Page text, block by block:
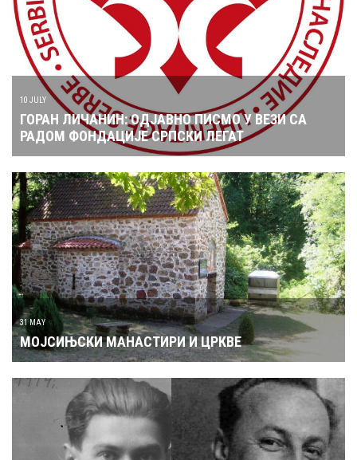
10 JULY
ГОРАН ЛИЧАНИН: ОДЈАВНО ПИСМО У ВЕЗИ СА
РАДОМ ФОНДАЦИЈЕ СРПСКИ ЛЕГАТ
31 MAY
МОЈСИЊСКИ МАНАСТИРИ И ЦРКВЕ